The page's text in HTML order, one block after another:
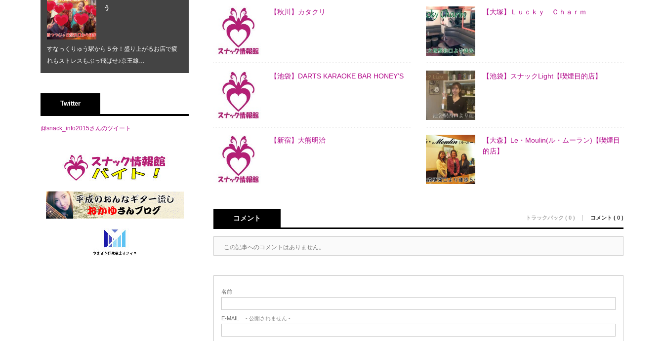
【秋川】カタクリ
【池袋】DARTS KARAOKE BAR HONEY’S
【新宿】大熊明治
【大塚】Ｌｕｃｋｙ Ｃｈａｒｍ
【池袋】スナックLight【喫煙目的店】
【大森】Le・Moulin(ル・ムーラン)【喫煙目
的店】
コメント トラックバック ( 0 ) コメント ( 0 )
この記事へのコメントはありません。
名前
E-MAIL - 公開されません -
う
すなっくりゅう駅から５分！盛り上がるお店で疲
れもストレスもぶっ飛ばせ♪京王線…
Twitter
@snack_info2015さんのツイート